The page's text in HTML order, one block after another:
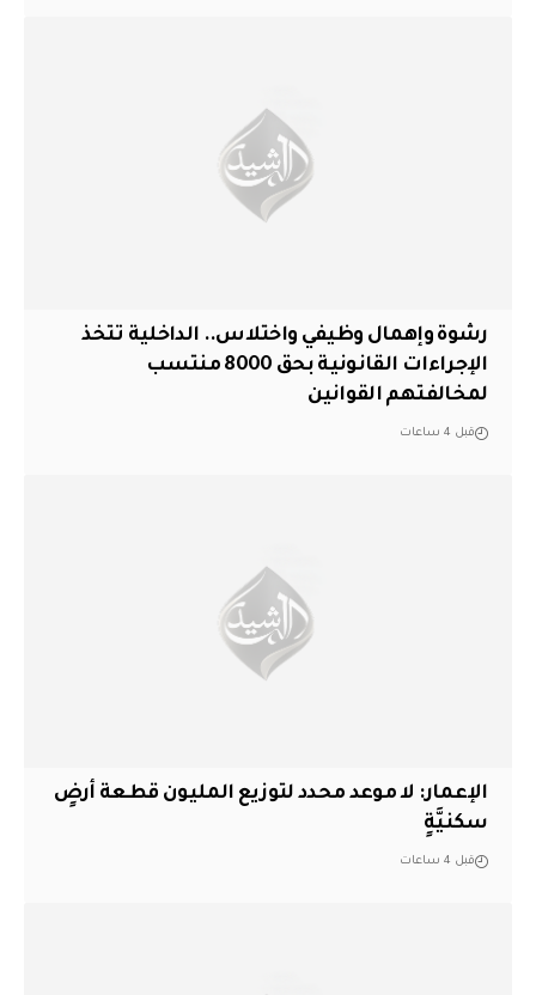
رشوة وإهمال وظيفي واختلاس.. الداخلية تتخذ
الإجراءات القانونية بحق 8000 منتسب
لمخالفتهم القوانين
قبل 4 ساعات
الإعمار: لا موعد محدد لتوزيع المليون قطعة أرضٍ
سكنيَّةٍ
قبل 4 ساعات